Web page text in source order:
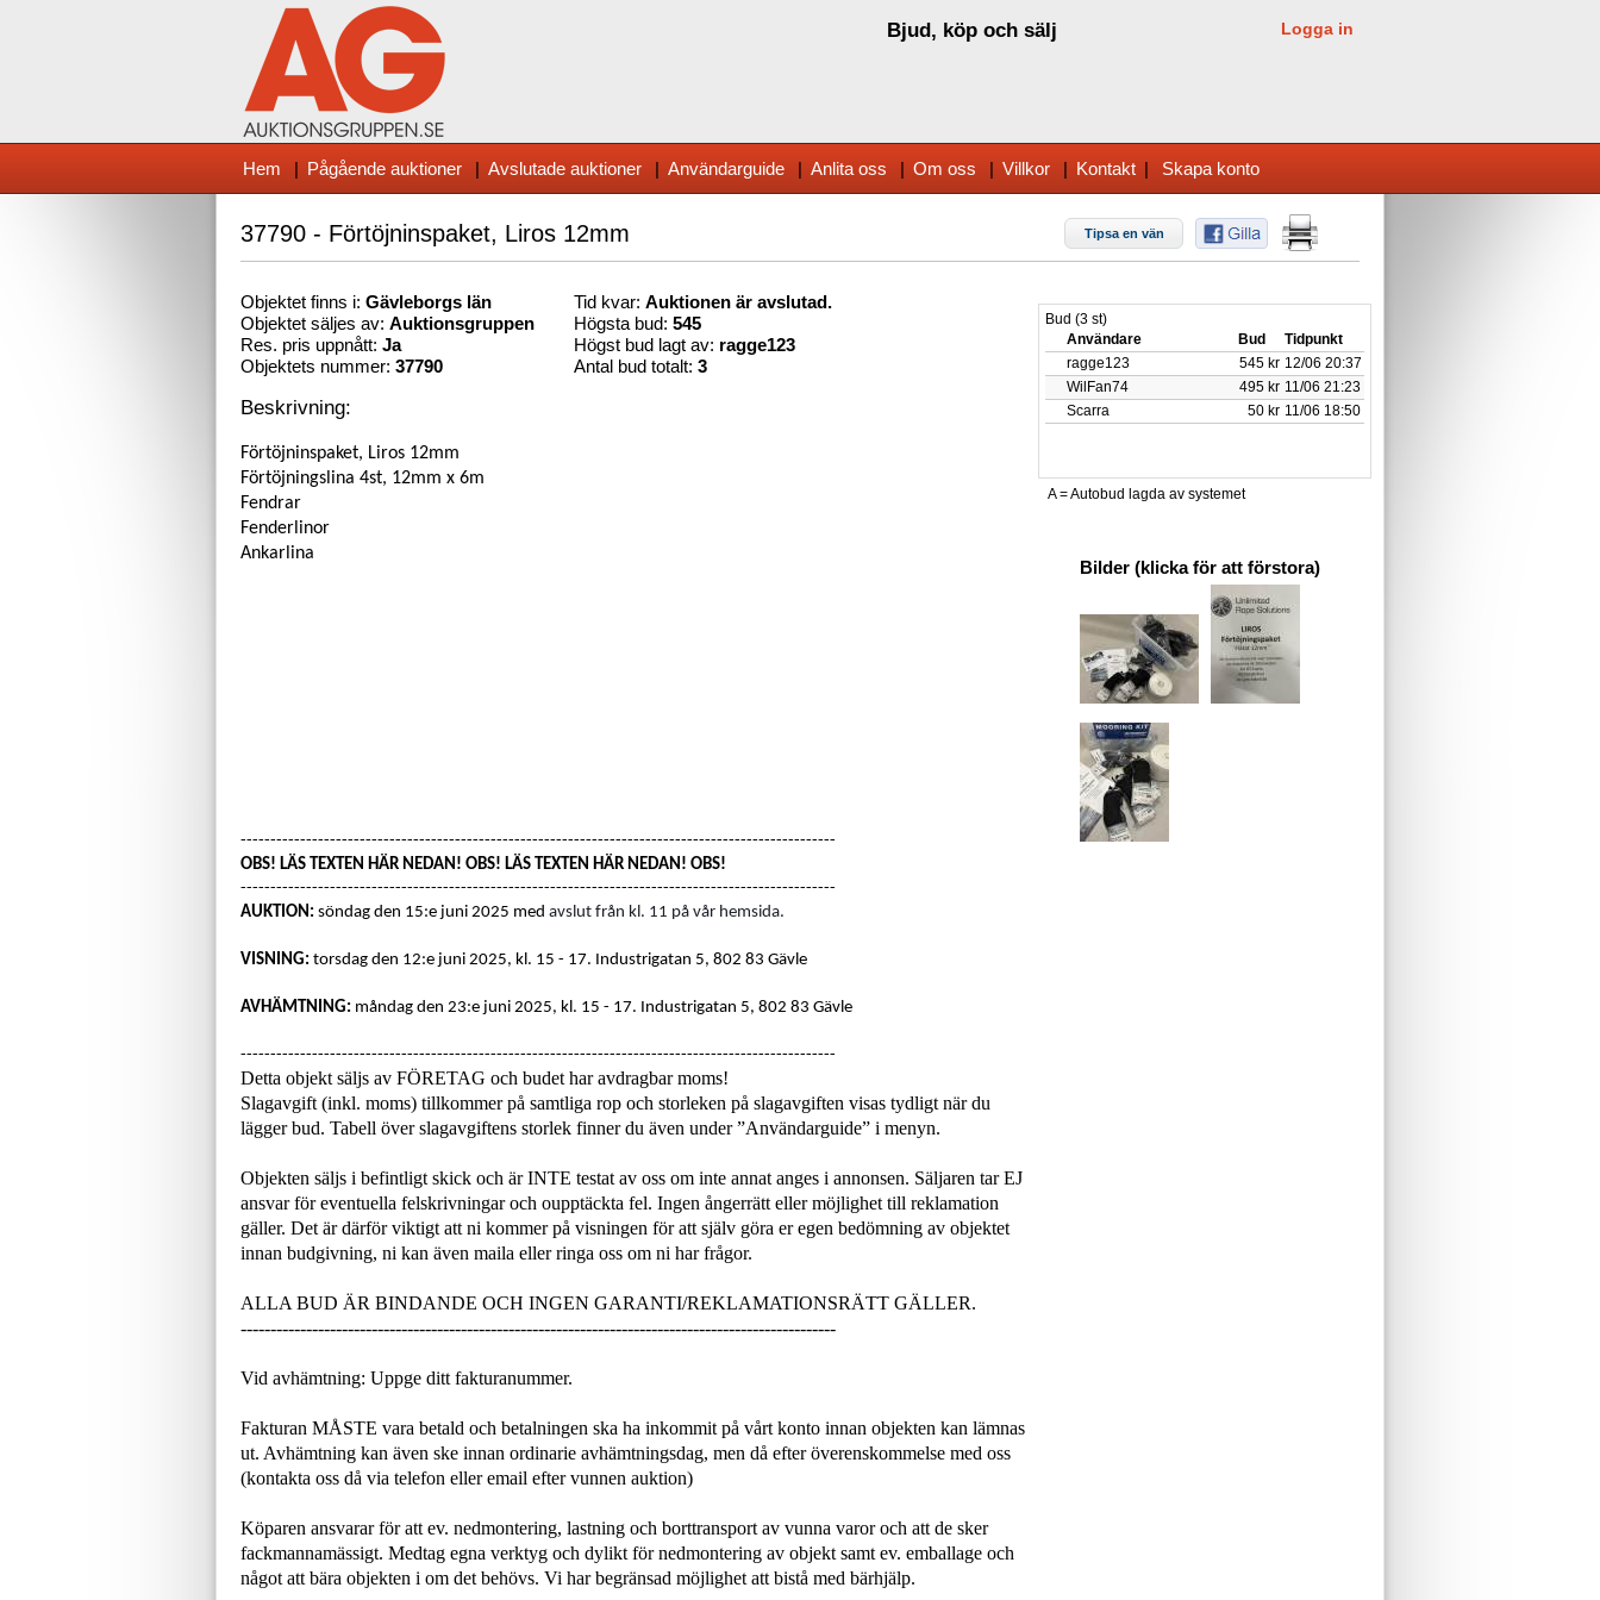
Bjud, köp och sälj Logga in
Hem | Pågående auktioner | Avslutade auktioner | Användarguide | Anlita oss | Om oss | Villkor | Kontakt | Skapa konto
Tipsa en vän
37790 - Förtöjninspaket, Liros 12mm
Objektet finns i: Gävleborgs län
Objektet säljes av: Auktionsgruppen
Res. pris uppnått: Ja
Objektets nummer: 37790
Tid kvar: Auktionen är avslutad.
Högsta bud: 545
Högst bud lagt av: ragge123
Antal bud totalt: 3
Beskrivning:
Förtöjninspaket, Liros 12mm
Förtöjningslina 4st, 12mm x 6m
Fendrar
Fenderlinor
Ankarlina
----------------------------------------------------------------------------------------------------
OBS! LÄS TEXTEN HÄR NEDAN! OBS! LÄS TEXTEN HÄR NEDAN! OBS!
----------------------------------------------------------------------------------------------------
AUKTION: söndag den 15:e juni 2025 med avslut från kl. 11 på vår hemsida.
VISNING: torsdag den 12:e juni 2025, kl. 15 - 17. Industrigatan 5, 802 83 Gävle
AVHÄMTNING: måndag den 23:e juni 2025, kl. 15 - 17. Industrigatan 5, 802 83 Gävle
----------------------------------------------------------------------------------------------------
Detta objekt säljs av FÖRETAG och budet har avdragbar moms!
Slagavgift (inkl. moms) tillkommer på samtliga rop och storleken på slagavgiften visas tydligt när du
lägger bud. Tabell över slagavgiftens storlek finner du även under ”Användarguide” i menyn.
Objekten säljs i befintligt skick och är INTE testat av oss om inte annat anges i annonsen. Säljaren tar EJ
ansvar för eventuella felskrivningar och oupptäckta fel. Ingen ångerrätt eller möjlighet till reklamation
gäller. Det är därför viktigt att ni kommer på visningen för att själv göra er egen bedömning av objektet
innan budgivning, ni kan även maila eller ringa oss om ni har frågor.
ALLA BUD ÄR BINDANDE OCH INGEN GARANTI/REKLAMATIONSRÄTT GÄLLER.
----------------------------------------------------------------------------------------------------
Vid avhämtning: Uppge ditt fakturanummer.
Fakturan MÅSTE vara betald och betalningen ska ha inkommit på vårt konto innan objekten kan lämnas
ut. Avhämtning kan även ske innan ordinarie avhämtningsdag, men då efter överenskommelse med oss
(kontakta oss då via telefon eller email efter vunnen auktion)
Köparen ansvarar för att ev. nedmontering, lastning och borttransport av vunna varor och att de sker
fackmannamässigt. Medtag egna verktyg och dylikt för nedmontering av objekt samt ev. emballage och
något att bära objekten i om det behövs. Vi har begränsad möjlighet att bistå med bärhjälp.
Bilder (klicka för att förstora)